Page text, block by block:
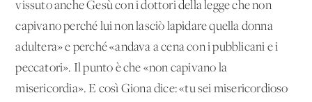
vissuto anche Gesù con i dottori della legge che non
capivano perché lui non lasciò lapidare quella donna
adultera» e perché «andava a cena con i pubblicani e i
peccatori». Il punto è che «non capivano la
misericordia». E così Giona dice: «tu sei misericordioso